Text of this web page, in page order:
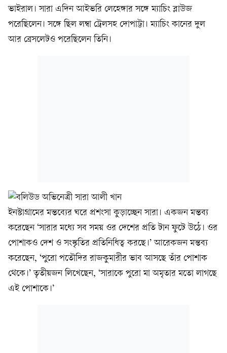
ভাইরাল। সারা এদিন আইভরি লেহেঙ্গার সঙ্গে ম্যাচিং ব্লাউজ
পরেছিলেন। সঙ্গে ছিল লম্বা ট্রেলসহ দোপাট্টা। ম্যাচিং কানের দুল
আর ব্রেসলেটও পরেছিলেন তিনি।
ইনস্টাগ্রামের মন্তব্যের ঘরে প্রশংসা কুড়াচ্ছেন সারা। একজন মন্তব্য
করেছেন ‘সারার মধ্যে সব সময় ওর দেশের প্রতি টান ফুটে উঠে। ওর
পোশাকও দেশ ও সংস্কৃতির প্রতিনিধিত্ব করছে।’ আরেকজন মন্তব্য
করেছেন, ‘পুরো পতৌদির রাজকুমারীর ভাব আসছে তাঁর পোশাক
থেকে।’ তৃতীয়জন লিখেছেন, ‘সারাকে পুরো মা অমৃতার মতো লাগছে
এই পোশাকে।’